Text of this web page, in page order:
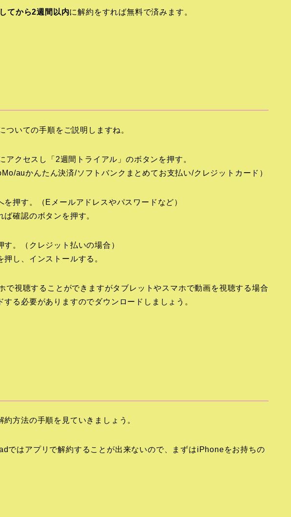
てから2週間以内に解約をすれば無料で済みます。
ついての手順をご説明しますね。
アクセスし「2週間トライアル」のボタンを押す。
auかんたん決済/ソフトバンクまとめてお支払い/クレジットカード）
押す。（Eメールアドレスやパスワードなど）
確認のボタンを押す。
。（クレジット払いの場合）
し、インストールする。
で視聴することができますがタブレットやスマホで動画を視聴する場合
る必要がありますのでダウンロードしましょう。
方法の手順を見ていきましょう。
ではアプリで解約することが出来ないので、まずはiPhoneをお持ちの